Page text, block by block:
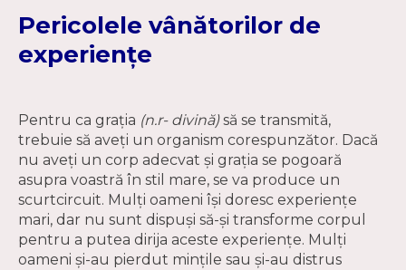
Pericolele vânătorilor de
experiențe
Pentru ca grația (n.r- divină)să se transmită,
trebuie să aveți un organism corespunzător. Dacă
nu aveți un corp adecvat și grația se pogoară
asupra voastră în stil mare, se va produce un
scurtcircuit. Mulți oameni își doresc experiențe
mari, dar nu sunt dispuși să-și transforme corpul
pentru a putea dirija aceste experiențe. Mulți
oameni și-au pierdut mințile sau și-au distrus